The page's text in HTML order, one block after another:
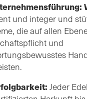
und integer und
die auf allen
und
Jeder